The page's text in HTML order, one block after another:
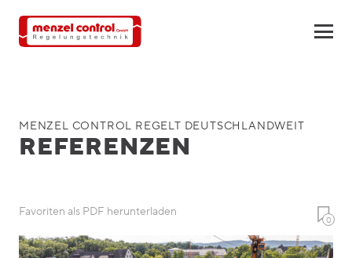
MENZEL CONTROL REGELT DEUTSCHLANDWEIT
REFERENZEN
Favoriten als PDF herunterladen
0